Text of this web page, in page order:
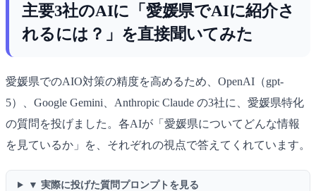
主要3社のAIに「愛媛県でAIに紹介さ
れるには？」を直接聞いてみた
愛媛県でのAIO対策の精度を高めるため、OpenAI（gpt-
5）、Google Gemini、Anthropic Claude の3社に、愛媛県特化
の質問を投げました。各AIが「愛媛県についてどんな情報
を見ているか」を、それぞれの視点で答えてくれています。
▼ 実際に投げた質問プロンプトを見る